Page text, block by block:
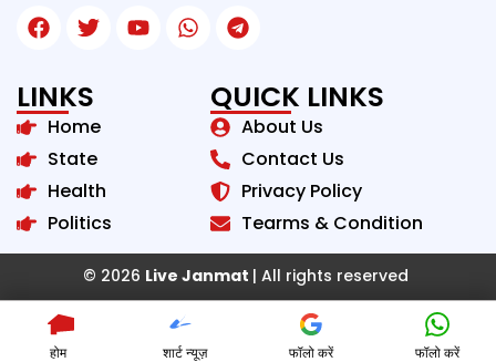
LINKS
Home
State
Health
Politics
QUICK LINKS
About Us
Contact Us
Privacy Policy
Tearms & Condition
© 2026 Live Janmat | All rights reserved
होम शार्ट न्यूज़ फॉलो करें फॉलो करें